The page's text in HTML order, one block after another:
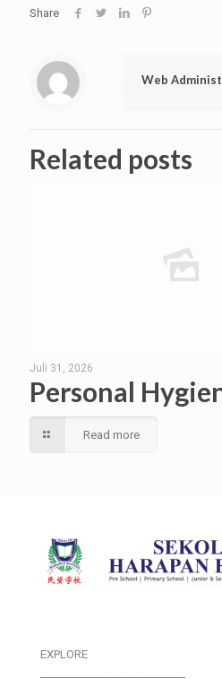
Share
Web
Related posts
Juli 31, 2026
Personal
Read more
EXPLORE